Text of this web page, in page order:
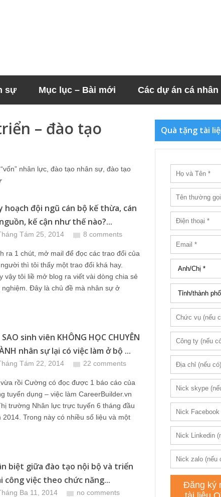
sự Mục lục – Bài mới Các dự án cá nhân
– đào tạo
nhân lực, đào tạo nhân sự , đào tạo
hoạch đội ngũ cán bộ kế thừa, cán
kế cận như thế nào?...
Tám 25, 2014 8 comments
ra 1 chút, mở mail để đọc các trao đổi của
thì tôi thấy một trao đổi khá hay.
vậy tôi liề mở blog ra viết vài dòng chia sẻ
nghiệm. Đây là chủ đề mà nhân sự ở
sinh viên KHÔNG HỌC CHUYÊN
nhân sự lại có việc làm ở bộ ...
Tám 22, 2014 22 comments
rồi Cường có đọc được 1 báo cáo của
tuyển dụng – việc làm CareerBuilder.vn
trường Nhân lực trực tuyến 6 tháng đầu
2014. Trong này có nhiều số liệu và một
biệt giữa đào tạo nội bộ và triển
công việc theo chức năng...
Ba 11, 2014 no comments
Quà tặng tài